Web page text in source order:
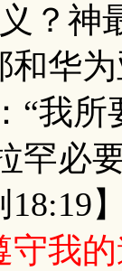
神
和华
“我
罕
守我